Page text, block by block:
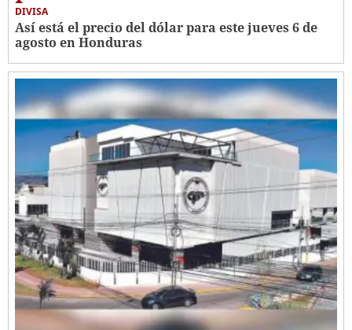
DIVISA
Así está el precio del dólar para este jueves 6 de
agosto en Honduras